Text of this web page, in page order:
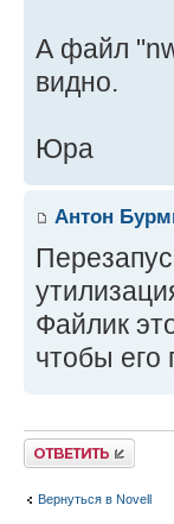
А файл
видно.
Юра
Антон
Файлик
чтобы его
Ответить
Вернуться в Novell